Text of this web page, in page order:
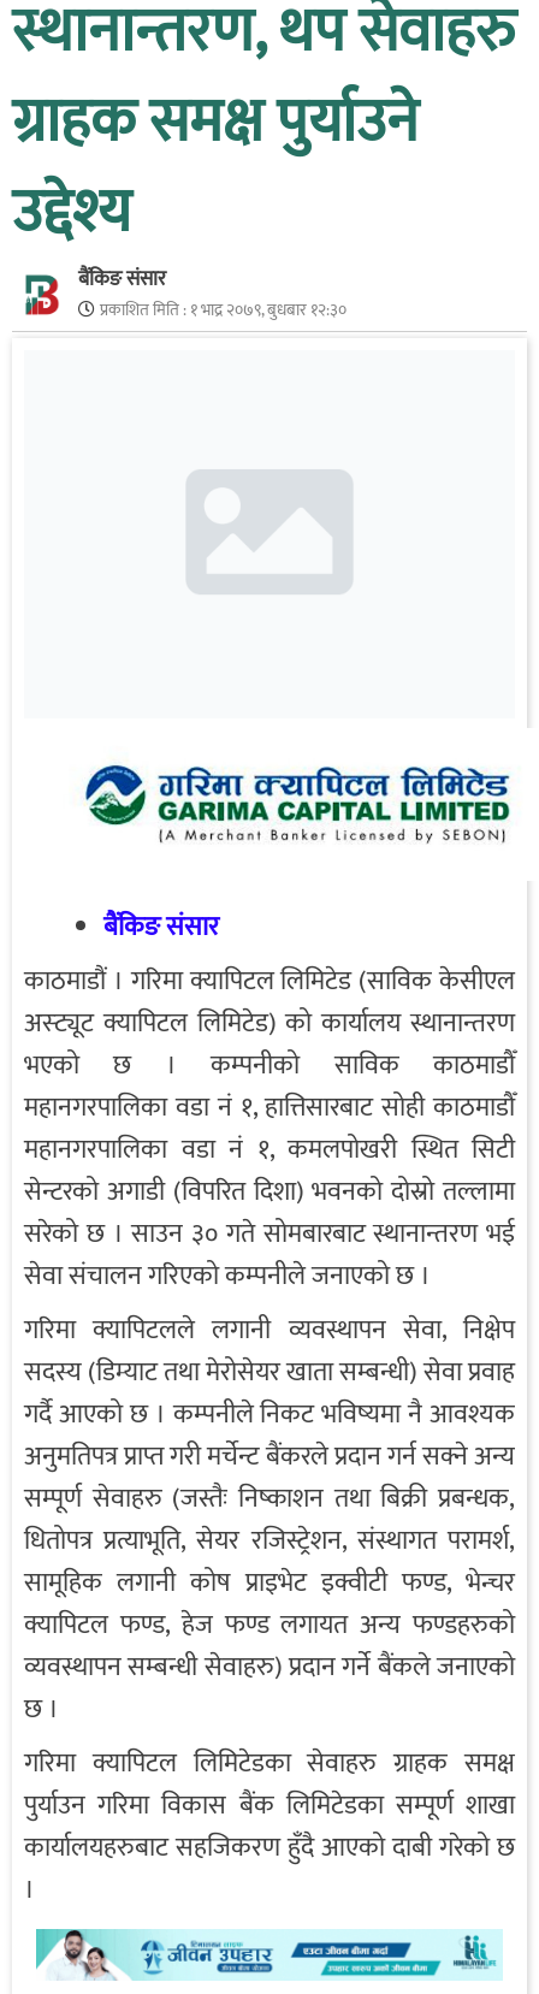
स्थानान्तरण, थप सेवाहरु
ग्राहक समक्ष पुर्याउने
उद्देश्य
बैंकिङ संसार
प्रकाशित मिति :१ भाद्र २०७९, बुधबार १२:३०
बैंकिङ संसार
काठमाडौं । गरिमा क्यापिटल लिमिटेड (साविक केसीएल
अस्ट्यूट क्यापिटल लिमिटेड) को कार्यालय स्थानान्तरण
भएको छ । कम्पनीको साविक काठमाडौँ
महानगरपालिका वडा नं १, हात्तिसारबाट सोही काठमाडौँ
महानगरपालिका वडा नं १, कमलपोखरी स्थित सिटी
सेन्टरको अगाडी (विपरित दिशा) भवनको दोस्रो तल्लामा
सरेको छ । साउन ३० गते सोमबारबाट स्थानान्तरण भई
सेवा संचालन गरिएको कम्पनीले जनाएको छ ।
गरिमा क्यापिटलले लगानी व्यवस्थापन सेवा, निक्षेप
सदस्य (डिम्याट तथा मेरोसेयर खाता सम्बन्धी) सेवा प्रवाह
गर्दै आएको छ । कम्पनीले निकट भविष्यमा नै आवश्यक
अनुमतिपत्र प्राप्त गरी मर्चेन्ट बैंकरले प्रदान गर्न सक्ने अन्य
सम्पूर्ण सेवाहरु (जस्तैः निष्काशन तथा बिक्री प्रबन्धक,
धितोपत्र प्रत्याभूति, सेयर रजिस्ट्रेशन, संस्थागत परामर्श,
सामूहिक लगानी कोष प्राइभेट इक्वीटी फण्ड, भेन्चर
क्यापिटल फण्ड, हेज फण्ड लगायत अन्य फण्डहरुको
व्यवस्थापन सम्बन्धी सेवाहरु) प्रदान गर्ने बैंकले जनाएको
छ ।
गरिमा क्यापिटल लिमिटेडका सेवाहरु ग्राहक समक्ष
पुर्याउन गरिमा विकास बैंक लिमिटेडका सम्पूर्ण शाखा
कार्यालयहरुबाट सहजिकरण हुँदै आएको दाबी गरेको छ
।